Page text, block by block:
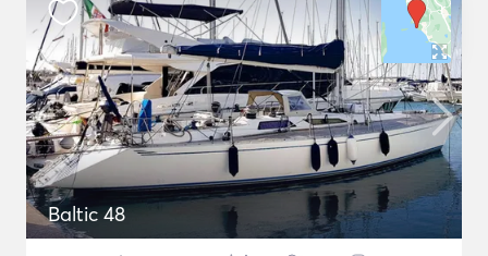
Baltic 48